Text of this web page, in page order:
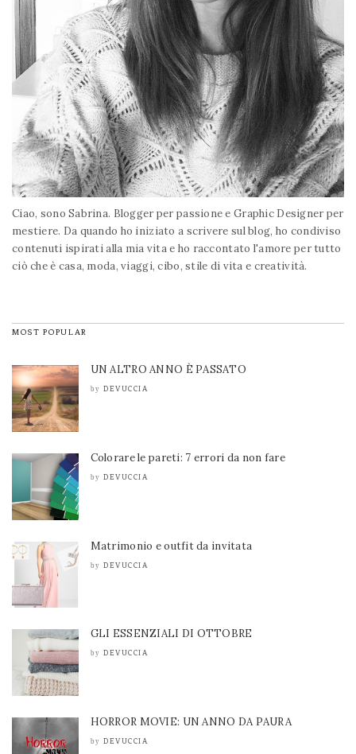
Ciao, sono Sabrina. Blogger per passione e Graphic Designer per
mestiere. Da quando ho iniziato a scrivere sul blog, ho condiviso
contenuti ispirati alla mia vita e ho raccontato l'amore per tutto
ciò che è casa, moda, viaggi, cibo, stile di vita e creatività.
MOST POPULAR
UN ALTRO ANNO È PASSATO
by DEVUCCIA
Colorare le pareti: 7 errori da non fare
by DEVUCCIA
Matrimonio e outfit da invitata
by DEVUCCIA
GLI ESSENZIALI DI OTTOBRE
by DEVUCCIA
HORROR MOVIE: UN ANNO DA PAURA
by DEVUCCIA